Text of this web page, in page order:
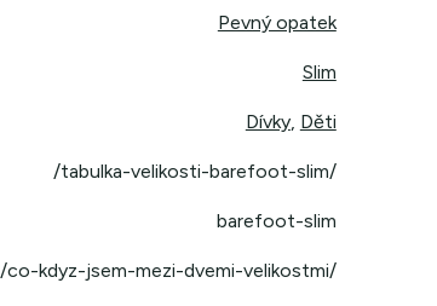
Pevný opatek
Slim
Dívky, Děti
/tabulka-velikosti-barefoot-slim/
barefoot-slim
/co-kdyz-jsem-mezi-dvemi-velikostmi/